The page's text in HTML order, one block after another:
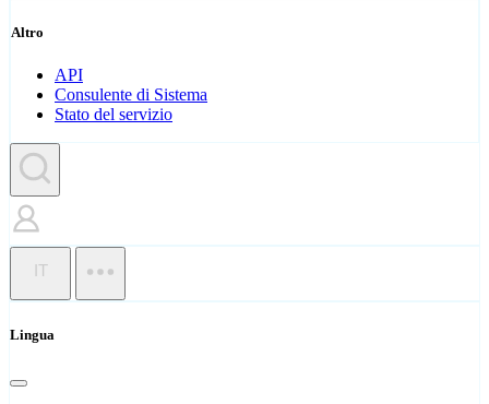
Altro
API
Consulente di Sistema
Stato del servizio
IT
Lingua